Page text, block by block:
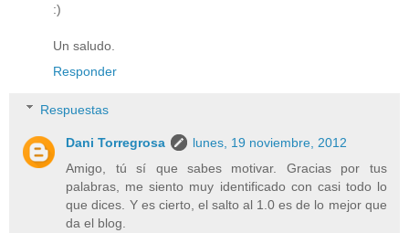
:)
Un saludo.
Responder
Respuestas
Dani Torregrosa
lunes, 19 noviembre, 2012
Amigo, tú sí que sabes motivar. Gracias por tus
palabras, me siento muy identificado con casi todo lo
que dices. Y es cierto, el salto al 1.0 es de lo mejor que
da el blog.